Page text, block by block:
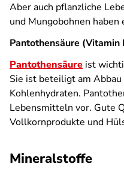
Aber auch pflanzliche
und Mungobohnen
Pantothensäure (Vitamin
Pantothensäure ist
Sie ist beteiligt am
Kohlenhydraten.
Lebensmitteln vor. Gute
Vollkornprodukte und
Mineralstoffe